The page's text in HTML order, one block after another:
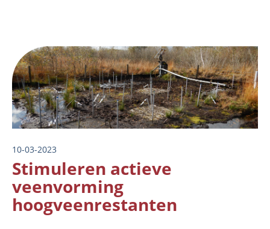
Image
10-03-2023
Stimuleren actieve
veenvorming
hoogveenrestanten